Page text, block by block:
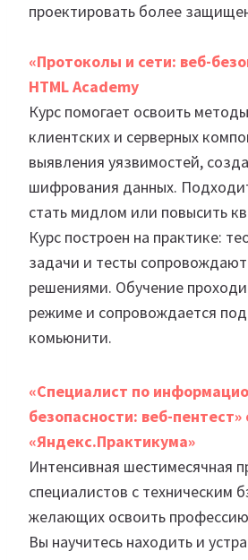
проектировать более
«Протоколы и сети: веб-
HTML Academy
Курс помогает освоить
клиентских и серверных
выявления уязвимостей,
шифрования данных.
стать мидлом или повысить
Курс построен на практике:
задачи и тесты
решениями. Обучение
режиме и сопровождается
комьюнити.
«Специалист по
безопасности: веб-пентест»
«Яндекс.Практикума»
Интенсивная шестимесячная
специалистов с техническим
желающих освоить профессию
Вы научитесь находить и